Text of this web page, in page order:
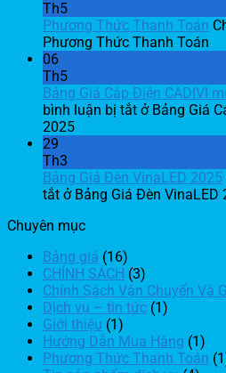
Th5
Phương Thức Thanh Toán
Phương Thức Thanh Toán
06
Th5
Bảng Giá Cáp Điện CADIVI
bình luận bị tắt ở Bảng Giá
2025
29
Th3
Bảng Giá Đèn VinaLED 2025
tắt ở Bảng Giá Đèn VinaLED
Chuyên mục
Bảng giá (16)
CHÍNH SÁCH (3)
Chính Sách Vận Chuyển Và
Dịch vụ – tin tức (1)
Giới thiệu (1)
Hướng Dẫn Mua Hàng (1)
Phương Thức Thanh Toán